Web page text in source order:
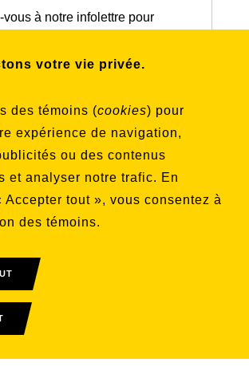
votre vie privée.
des témoins (cookies) pour
expérience de navigation,
ou des contenus
et analyser notre trafic. En
Accepter tout », vous consentez à
des témoins.
à notre infolettre pour
vous inscrire
sélectionnée